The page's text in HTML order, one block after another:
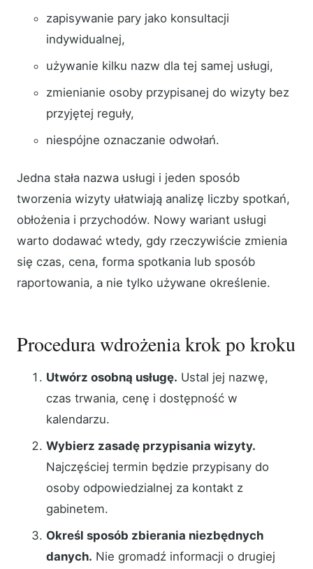
zapisywanie pary jako konsultacji
indywidualnej,
używanie kilku nazw dla tej samej usługi,
zmienianie osoby przypisanej do wizyty bez
przyjętej reguły,
niespójne oznaczanie odwołań.
Jedna stała nazwa usługi i jeden sposób
tworzenia wizyty ułatwiają analizę liczby spotkań,
obłożenia i przychodów. Nowy wariant usługi
warto dodawać wtedy, gdy rzeczywiście zmienia
się czas, cena, forma spotkania lub sposób
raportowania, a nie tylko używane określenie.
Procedura wdrożenia krok po kroku
Utwórz osobną usługę. Ustal jej nazwę,
czas trwania, cenę i dostępność w
kalendarzu.
Wybierz zasadę przypisania wizyty.
Najczęściej termin będzie przypisany do
osoby odpowiedzialnej za kontakt z
gabinetem.
Określ sposób zbierania niezbędnych
danych. Nie gromadź informacji o drugiej